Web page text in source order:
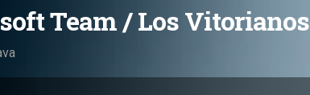
Team / Los Vitorianos